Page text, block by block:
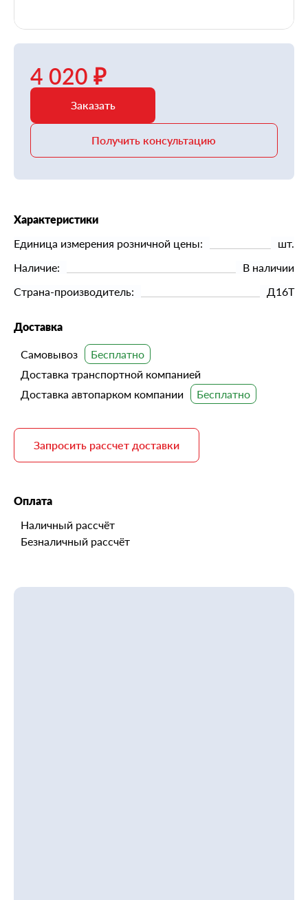
4 020 ₽
Заказать
Получить консультацию
Характеристики
Единица измерения розничной цены:
шт.
Наличие:
В наличии
Страна-производитель:
Д16Т
Доставка
Самовывоз
Доставка транспортной компанией
Доставка автопарком компании
Запросить рассчет доставки
Оплата
Наличный рассчёт
Безналичный рассчёт